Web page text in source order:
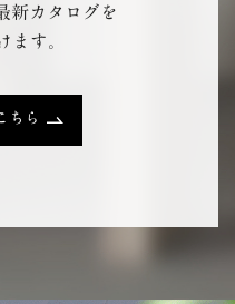
新カタログを
ます。
ちら